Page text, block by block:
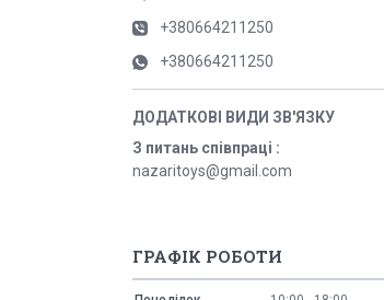
+380664211250
+380664211250
З питань співпраці
nazaritoys@gmail.com
ГРАФІК РОБОТИ